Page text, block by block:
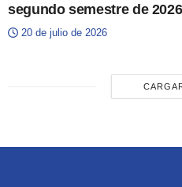
segundo semestre de 2026
20 de julio de 2026